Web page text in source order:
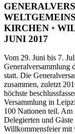
KIRCHEN •
JUNI 2017
Vom 29. Juni bis 7.
Generalversammlung
statt. Die
zusammen, zuletzt
höchste
Versammlung in
100 Nationen teil. Am
Delegierten und
Willkommensfeier mit